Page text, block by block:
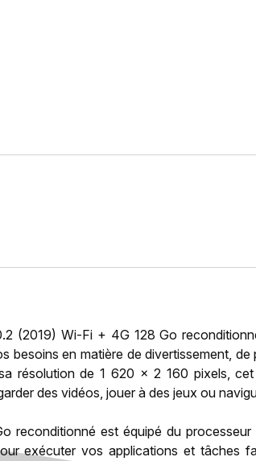
(2019) Wi-Fi + 4G 128 Go
besoins en matière de divertissement,
résolution de 1 620 x 2 160 pixels,
des vidéos, jouer à des jeux ou
reconditionné est équipé du processeur
exécuter vos applications et tâches